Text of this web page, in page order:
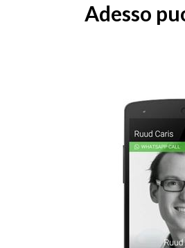
Adesso